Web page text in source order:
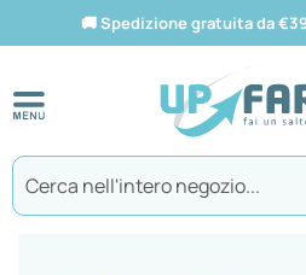
🚚Spedizione gratuita da